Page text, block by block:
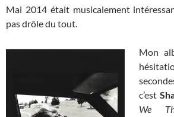
Mai 2014 était musicalement
pas drôle du tout.
Mon
c’est
We